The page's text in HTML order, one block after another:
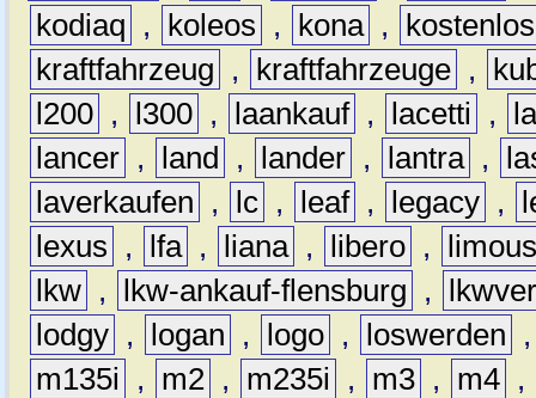
kodiaq
, koleos , kona ,
kostenlos
kraftfahrzeug
, kraftfahrzeuge ,
l200 , l300 , laankauf , lacetti ,
lancer , land , lander , lantra ,
laverkaufen
, lc , leaf , legacy ,
lexus
, lfa , liana , libero ,
lkw , lkw-ankauf-flensburg ,
lodgy , logan , logo , loswerden
m135i
, m2 , m235i , m3 , m4 ,